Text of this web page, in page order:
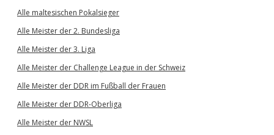
Alle maltesischen Pokalsieger
Alle Meister der 2. Bundesliga
Alle Meister der 3. Liga
Alle Meister der Challenge League in der Schweiz
Alle Meister der DDR im Fußball der Frauen
Alle Meister der DDR-Oberliga
Alle Meister der NWSL